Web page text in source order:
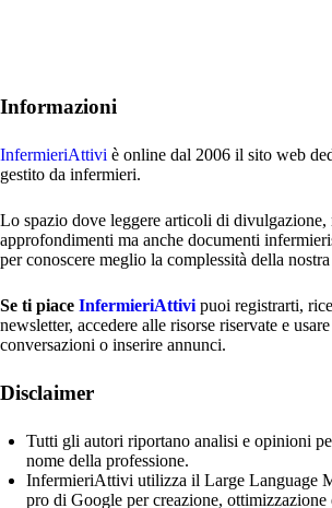
Informazioni
InfermieriAttivi è online dal 2006 il sito web
gestito da infermieri.
Lo spazio dove leggere articoli di divulgazione,
approfondimenti ma anche documenti
per conoscere meglio la complessità della
Se ti piace InfermieriAttivi puoi registrarti,
newsletter, accedere alle risorse riservate e
conversazioni o inserire annunci.
Disclaimer
Tutti gli autori riportano analisi e opinioni
nome della professione.
InfermieriAttivi utilizza il Large Language
pro di Google per creazione, ottimizzazione